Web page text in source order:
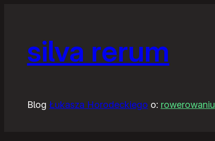
silva rerum
Blog Łukasza Horodeckiego o: rowerowaniu